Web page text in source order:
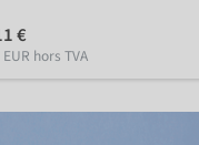
€
hors TVA